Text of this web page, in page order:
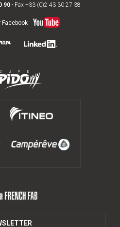
90- Fax +33 (0)2 43 30 27 38